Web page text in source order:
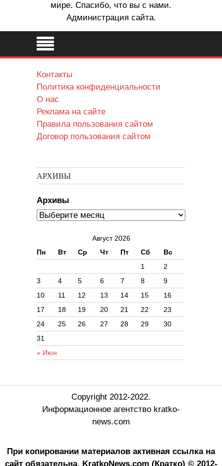
мире. Спасибо, что вы с нами.
Администрация сайта.
Контакты
Политика конфиденциальности
О нас
Реклама на сайте
Правила пользования сайтом
Договор пользования сайтом
АРХИВЫ
Архивы
Август 2026
Пн
Вт Ср Чт Пт Сб Вс
« Июн
1
2
3
4 5 6 7 8
9
10
11 12 13 14 15
16
17
18 19 20 21 22
23
24
25 26 27 28 29
30
31
Copyright 2012-2022.
Информационное агентство kratko-
news.com
При копировании материалов активная ссылка на
сайт обязательна. KratkoNews.com (Кратко) © 2012-